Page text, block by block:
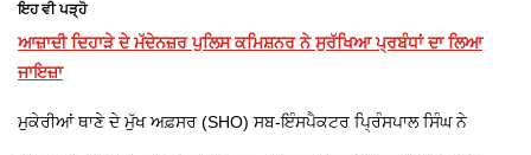
ਇਹ ਵੀ ਪੜ੍ਹੋ
ਆਜ਼ਾਦੀ ਦਿਹਾੜੇ ਦੇ ਮੱਦੇਨਜ਼ਰ ਪੁਲਿਸ ਕਮਿਸ਼ਨਰ ਨੇ ਸੁਰੱਖਿਆ ਪ੍ਰਬੰਧਾਂ ਦਾ ਲਿਆ
ਜਾਇਜ਼ਾ
ਮੁਕੇਰੀਆਂ ਥਾਣੇ ਦੇ ਮੁੱਖ ਅਫ਼ਸਰ (SHO) ਸਬ-ਇੰਸਪੈਕਟਰ ਪ੍ਰਿੰਸਪਾਲ ਸਿੰਘ ਨੇ